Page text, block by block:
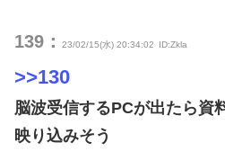
139： 23/02/15(水) 20:34:02 ID:Zkla
>>130
脳波受信するPCが出たら資
映り込みそう